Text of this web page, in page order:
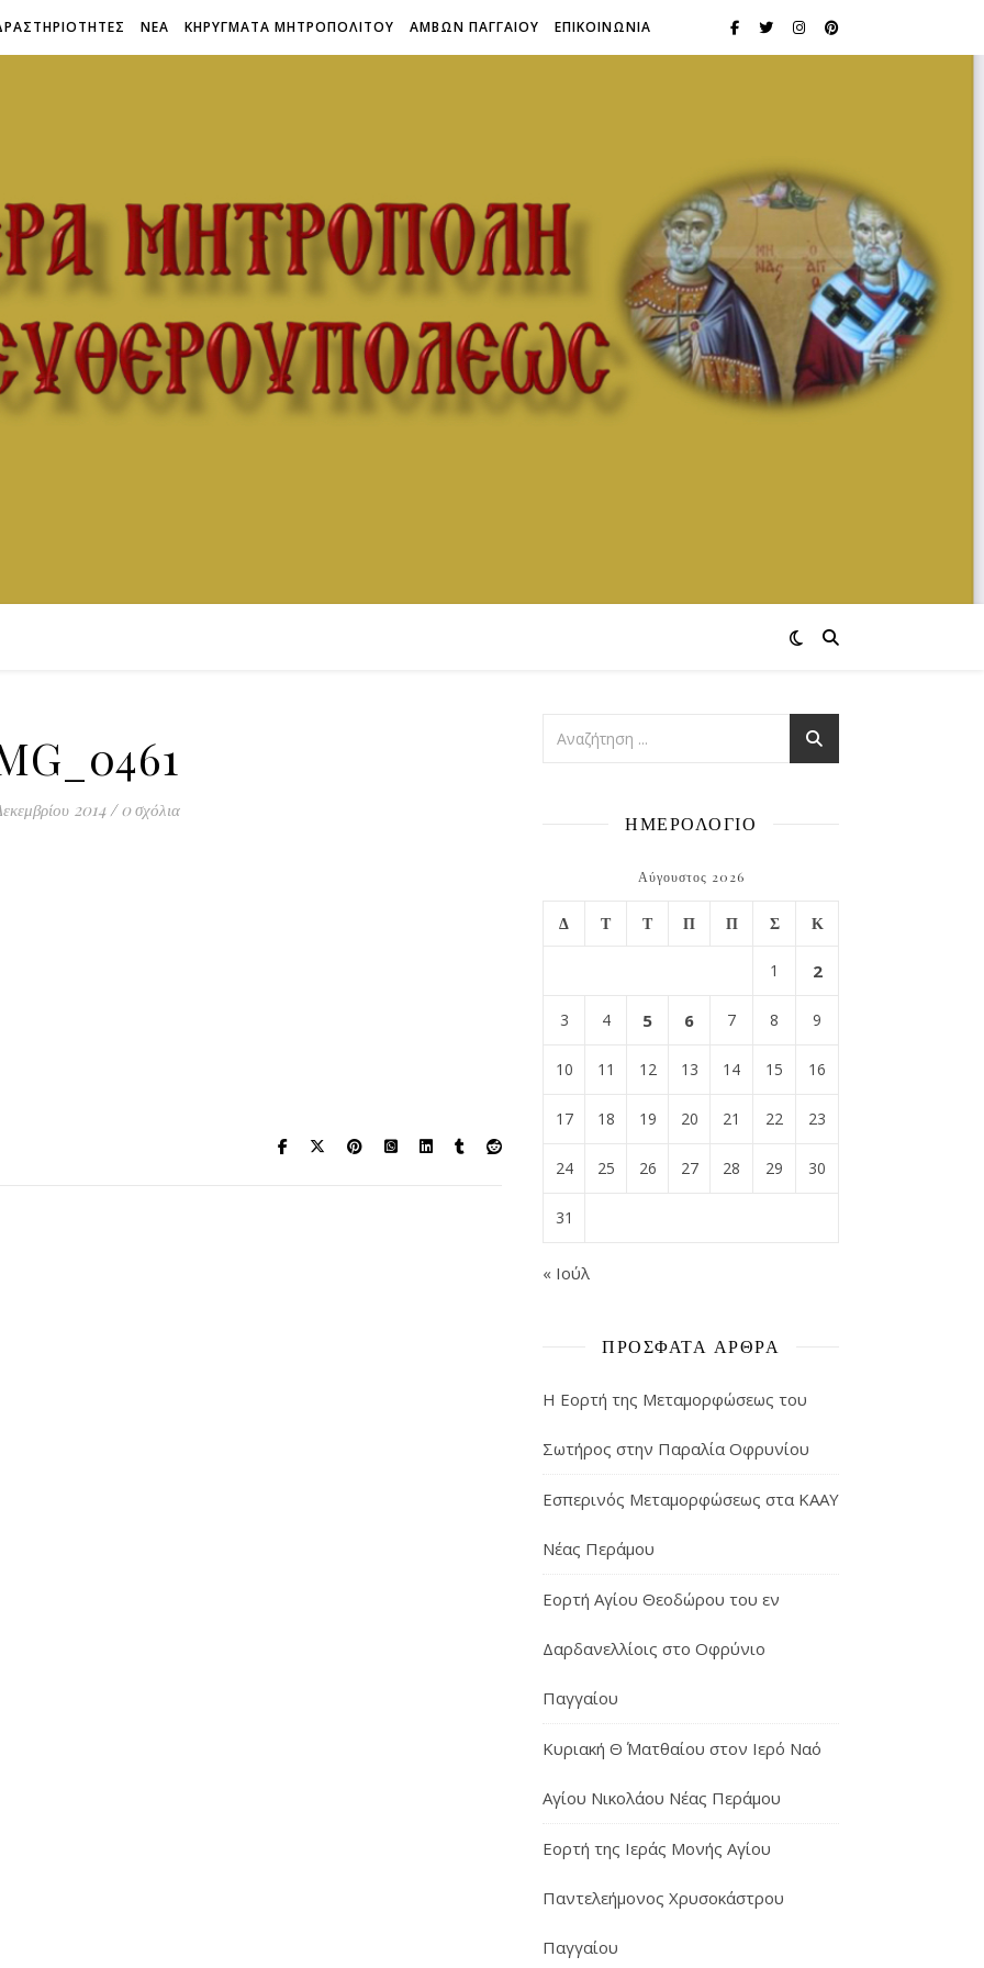
ΝΕΑ ΚΗΡΥΓΜΑΤΑ ΜΗΤΡΟΠΟΛΙΤΟΥ ΑΜΒΩΝ ΠΑΓΓΑΙΟΥ ΕΠΙΚΟΙΝΩΝΙΑ
2014 / 0 σχόλια
ΗΜΕΡΟΛΟΓΙΟ
Αύγουστος 2026
Δ Τ Τ Π Π Σ Κ
1 2
3 4 5 6 7 8 9
10 11 12 13 14 15 16
17 18 19 20 21 22 23
24 25 26 27 28 29 30
31
« Ιούλ
ΠΡΌΣΦΑΤΑ ΆΡΘΡΑ
Η Εορτή της Μεταμορφώσεως του
Σωτήρος στην Παραλία Οφρυνίου
Εσπερινός Μεταμορφώσεως στα ΚΑΑΥ
Νέας Περάμου
Εορτή Αγίου Θεοδώρου του εν
Δαρδανελλίοις στο Οφρύνιο
Παγγαίου
Κυριακή Θ΄ Ματθαίου στον Ιερό Ναό
Αγίου Νικολάου Νέας Περάμου
Εορτή της Ιεράς Μονής Αγίου
Παντελεήμονος Χρυσοκάστρου
Παγγαίου